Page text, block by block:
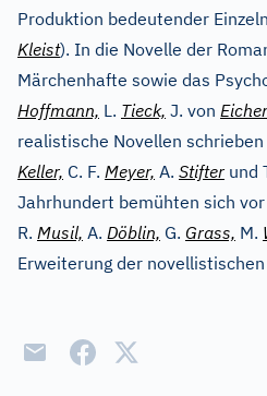
Produktion bedeutender
Kleist). In die Novelle der
Märchenhafte sowie das
Hoffmann, L. Tieck, J. von
realistische Novellen schrieben
Keller, C. F. Meyer, A. Stifter und
Jahrhundert bemühten sich vor
R. Musil, A. Döblin, G. Grass, M.
Erweiterung der